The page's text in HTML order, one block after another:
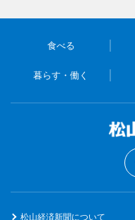
食べる
暮らす・働く
松山経済新聞について